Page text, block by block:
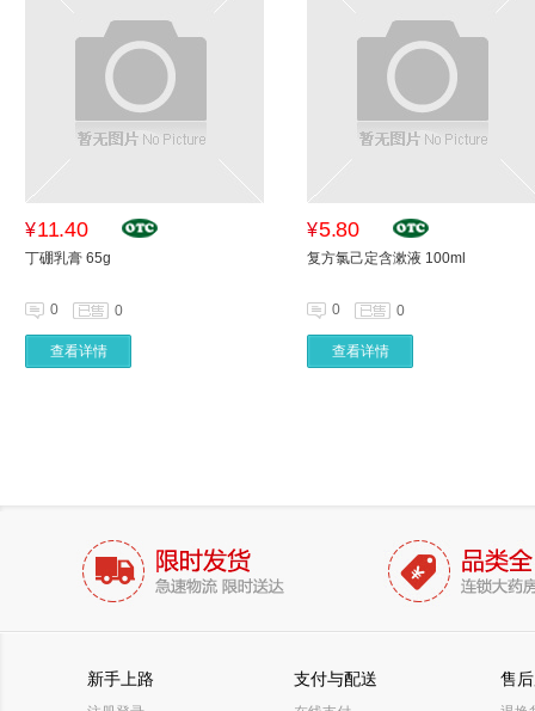
¥11.40
丁硼乳膏 65g
0 0
查看详情
¥5.80
复方氯己定含漱液 100ml
0 0
查看详情
新手上路 支付与配送 售